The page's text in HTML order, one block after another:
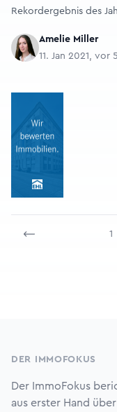
Rekordergebnis des
Amelie Miller
11. Jan 2021, vor
1
DER IMMOFOKUS
Der ImmoFokus
aus erster Hand